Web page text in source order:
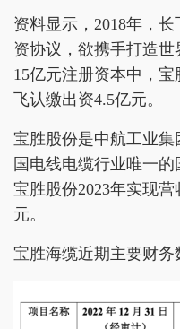
资料显示，2018年，
资协议，欲携手打造
15亿元注册资本中，
飞认缴出资4.5亿元。
宝胜股份是中航工业
国电线电缆行业唯一的
宝胜股份2023年实现
元。
宝胜海缆近期主要财务